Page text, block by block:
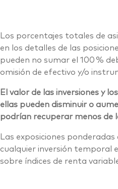
Los porcentajes totales de
en los detalles de las
pueden no sumar el 100 %
omisión de efectivo y/o
El valor de las inversiones y
ellas pueden disminuir o
podrían recuperar menos de
Las exposiciones
cualquier inversión temporal
sobre índices de renta